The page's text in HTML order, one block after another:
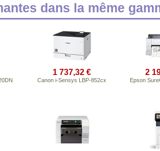
dans la même
1 737,32 €
Canon i-Sensys LBP-852cx
2
Epson